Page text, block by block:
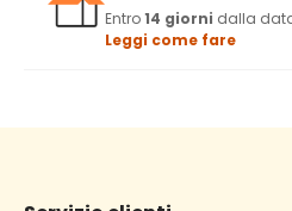
Entro14 giorni dalla
Leggi come fare